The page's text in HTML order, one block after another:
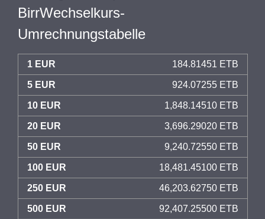
BirrWechselkurs-
Umrechnungstabelle
1 EUR 184.81451 ETB
5 EUR 924.07255 ETB
10 EUR 1,848.14510 ETB
20 EUR 3,696.29020 ETB
50 EUR 9,240.72550 ETB
100 EUR 18,481.45100 ETB
250 EUR 46,203.62750 ETB
500 EUR 92,407.25500 ETB